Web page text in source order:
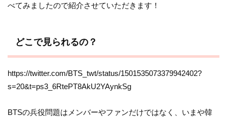
べてみましたので紹介させていただきます！
どこで見られるの？
https://twitter.com/BTS_twt/status/1501535073379942402?
s=20&t=ps3_6RtePT8AkU2YAynkSg
BTSの兵役問題はメンバーやファンだけではなく、いまや韓